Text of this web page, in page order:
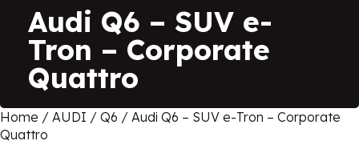
Audi Q6 – SUV e-
Tron – Corporate
Quattro
Home / AUDI / Q6 / Audi Q6 – SUV e-Tron – Corporate
Quattro